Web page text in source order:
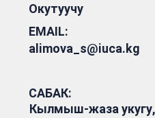
САБАК:
Кылмыш-жаза
Окутуучу
EMAIL:
alimova_s@iuca.kg